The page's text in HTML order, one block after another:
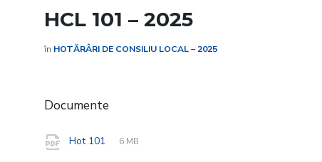
HCL 101 – 2025
în HOTĂRÂRI DE CONSILIU LOCAL – 2025
Documente
Hot 101
File
pdf
File
6 MB